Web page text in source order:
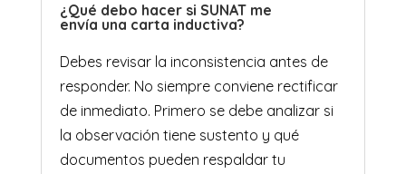
¿Qué debo hacer si SUNAT me
envía una carta inductiva?
Debes revisar la inconsistencia antes de
responder. No siempre conviene rectificar
de inmediato. Primero se debe analizar si
la observación tiene sustento y qué
documentos pueden respaldar tu